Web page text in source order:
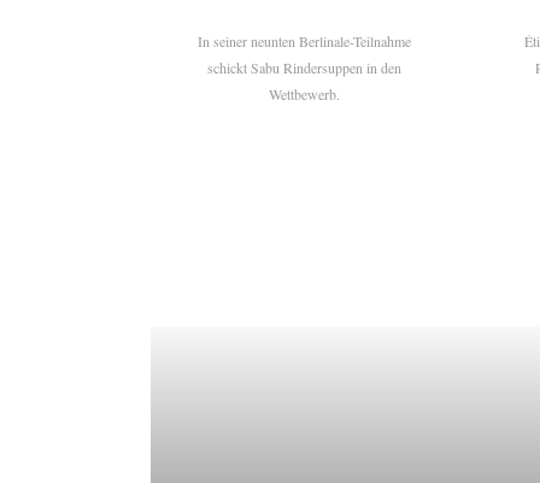
In seiner neunten Berlinale-Teilnahme
schickt Sabu Rindersuppen in den
Wettbewerb.